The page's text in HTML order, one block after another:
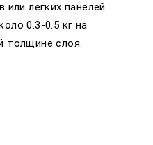
или легких панелей.
0.3-0.5 кг на
толщине слоя.